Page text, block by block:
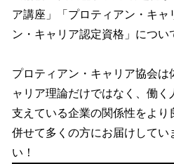
ア講座」「プロティアン・キャ
ン・キャリア認定資格」につい
プロティアン・キャリア協会は
ャリア理論だけではなく、働
支えている企業の関係性をより
併せて多くの方にお届けしてい
い！